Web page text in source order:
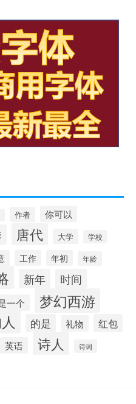
作者 你可以
唐代 大学 学校
工作 年初 年龄
新年 时间
一个 梦幻西游
的是 礼物 红包
英语 诗人 诗词